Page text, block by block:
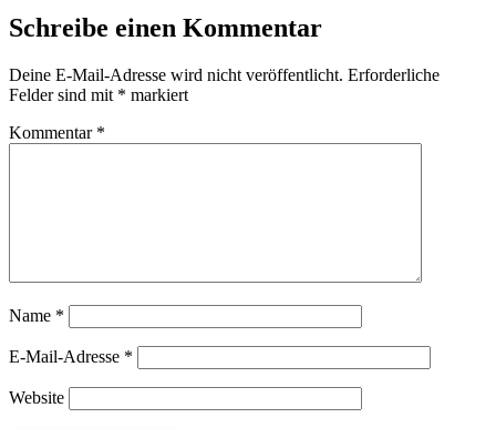
Schreibe einen Kommentar
Deine E-Mail-Adresse wird nicht veröffentlicht. Erforderliche
Felder sind mit * markiert
Kommentar *
Name *
E-Mail-Adresse *
Website